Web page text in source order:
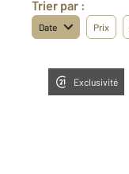
Trier par :
Date Prix
Exclusivité